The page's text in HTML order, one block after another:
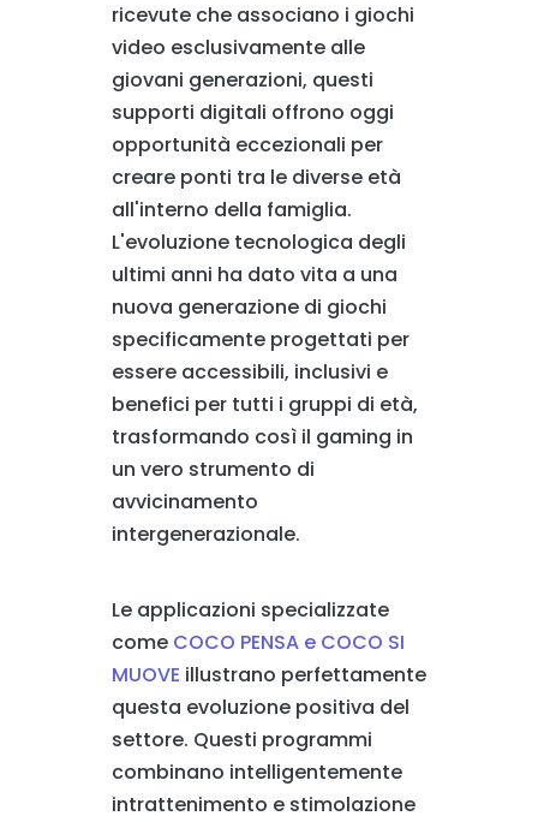
ricevute che associano i giochi
video esclusivamente alle
giovani generazioni, questi
supporti digitali offrono oggi
opportunità eccezionali per
creare ponti tra le diverse età
all'interno della famiglia.
L'evoluzione tecnologica degli
ultimi anni ha dato vita a una
nuova generazione di giochi
specificamente progettati per
essere accessibili, inclusivi e
benefici per tutti i gruppi di età,
trasformando così il gaming in
un vero strumento di
avvicinamento
intergenerazionale.
Le applicazioni specializzate
come COCO PENSA e COCO SI
MUOVE illustrano perfettamente
questa evoluzione positiva del
settore. Questi programmi
combinano intelligentemente
intrattenimento e stimolazione